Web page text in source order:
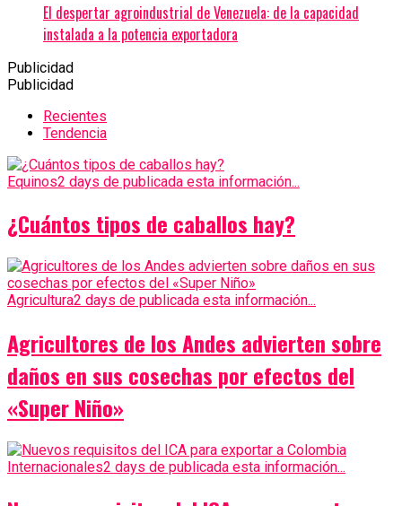
El despertar agroindustrial de Venezuela: de la capacidad
instalada a la potencia exportadora
Publicidad
Publicidad
Recientes
Tendencia
Equinos2 days de publicada esta información...
¿Cuántos tipos de caballos hay?
Agricultura2 days de publicada esta información...
Agricultores de los Andes advierten sobre
daños en sus cosechas por efectos del
«Super Niño»
Internacionales2 days de publicada esta información...